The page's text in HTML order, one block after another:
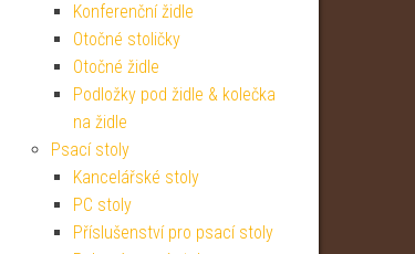
Konferenční židle
Otočné stoličky
Otočné židle
Podložky pod židle & kolečka
na židle
Psací stoly
Kancelářské stoly
PC stoly
Příslušenství pro psací stoly